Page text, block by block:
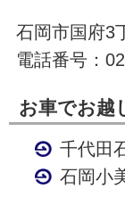
石岡市国府3
電話番号：
お車でお越
千代田
石岡小